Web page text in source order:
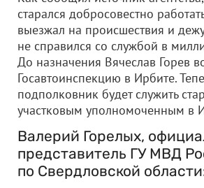
старался добросовестно
выезжал на происшествия и
не справился со службой в
До назначения Вячеслав Горев
Госавтоинспекцию в Ирбите.
подполковник будет служить
участковым уполномоченным в
Валерий Горелых,
представитель ГУ МВД
по Свердловской